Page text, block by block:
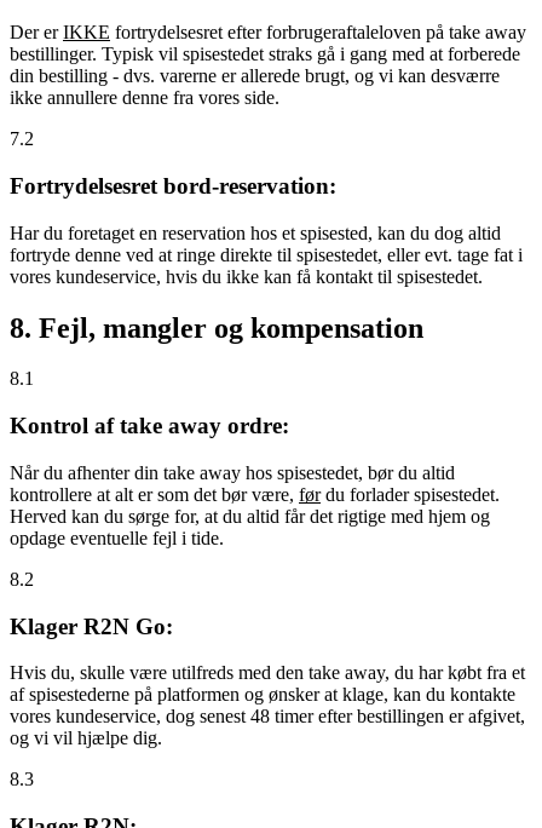
Der erIKKE fortrydelsesret efter forbrugeraftaleloven på take away
bestillinger. Typisk vil spisestedet straks gå i gang med at forberede
din bestilling - dvs. varerne er allerede brugt, og vi kan desværre
ikke annullere denne fra vores side.
7.2
Fortrydelsesret bord-reservation:
Har du foretaget en reservation hos et spisested, kan du dog altid
fortryde denne ved at ringe direkte til spisestedet, eller evt. tage fat i
vores kundeservice, hvis du ikke kan få kontakt til spisestedet.
8. Fejl, mangler og kompensation
8.1
Kontrol af take away ordre:
Når du afhenter din take away hos spisestedet, bør du altid
kontrollere at alt er som det bør være, førdu forlader spisestedet.
Herved kan du sørge for, at du altid får det rigtige med hjem og
opdage eventuelle fejl i tide.
8.2
Klager R2N Go:
Hvis du, skulle være utilfreds med den take away, du har købt fra et
af spisestederne på platformen og ønsker at klage, kan du kontakte
vores kundeservice, dog senest 48 timer efter bestillingen er afgivet,
og vi vil hjælpe dig.
8.3